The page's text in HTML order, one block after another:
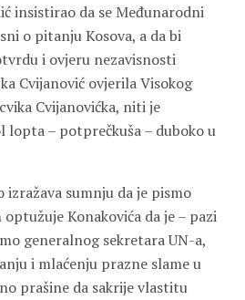
insistirao da se Međunarodni
o pitanju Kosova, a da bi
i ovjeru nezavisnosti
Cvijanović ovjerila Visokog
Cvijanovićka, niti je
lopta – potprečkuša – duboko u
izražava sumnju da je pismo
Konakovića da je – pazi
generalnog sekretara UN-a,
i mlaćenju prazne slame u
prašine da sakrije vlastitu